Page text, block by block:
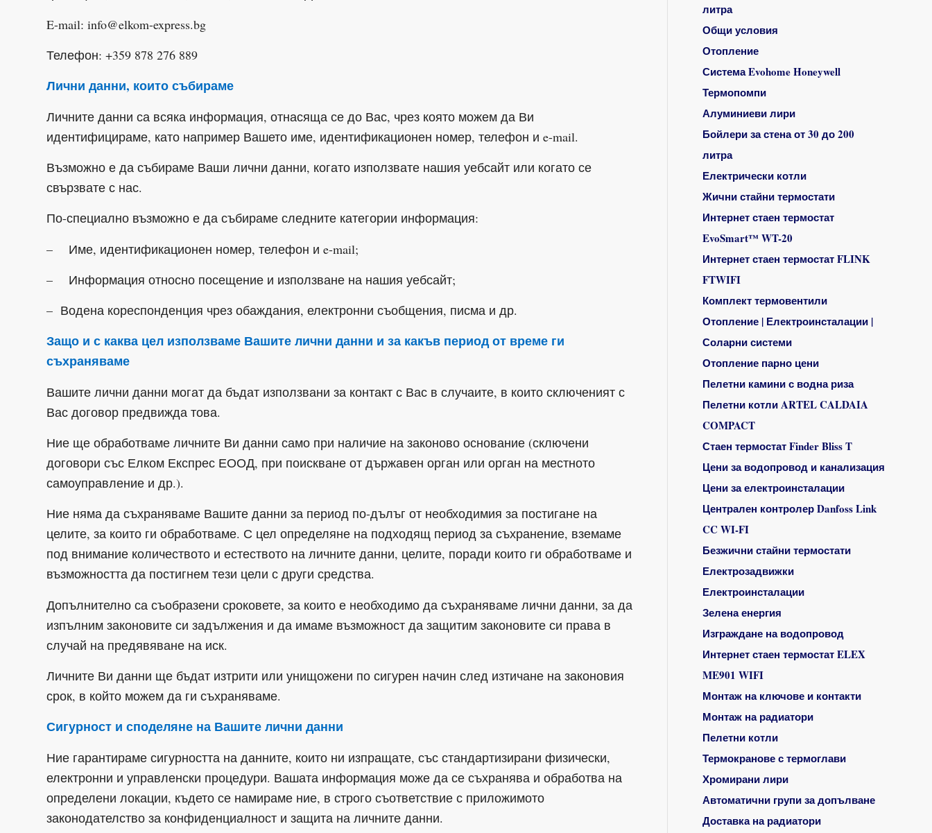
E-mail: info@elkom-express.bg
Телефон: +359 878 276 889
Лични данни, които събираме
Личните данни са всяка информация, отнасяща се до Вас, чрез която можем да Ви
идентифицираме, като например Вашето име, идентификационен номер, телефон и e-mail.
Възможно е да събираме Ваши лични данни, когато използвате нашия уебсайт или когато се
свързвате с нас.
По-специално възможно е да събираме следните категории информация:
– Име, идентификационен номер, телефон и e-mail;
– Информация относно посещение и използване на нашия уебсайт;
– Водена кореспонденция чрез обаждания, електронни съобщения, писма и др.
Защо и с каква цел използваме Вашите лични данни и за какъв период от време ги
съхраняваме
Вашите лични данни могат да бъдат използвани за контакт с Вас в случаите, в които сключеният с
Вас договор предвижда това.
Ние ще обработваме личните Ви данни само при наличие на законово основание (сключени
договори със Елком Експрес ЕООД, при поискване от държавен орган или орган на местното
самоуправление и др.).
Ние няма да съхраняваме Вашите данни за период по-дълъг от необходимия за постигане на
целите, за които ги обработваме. С цел определяне на подходящ период за съхранение, вземаме
под внимание количеството и естеството на личните данни, целите, поради които ги обработваме и
възможността да постигнем тези цели с други средства.
Допълнително са съобразени сроковете, за които е необходимо да съхраняваме лични данни, за да
изпълним законовите си задължения и да имаме възможност да защитим законовите си права в
случай на предявяване на иск.
Личните Ви данни ще бъдат изтрити или унищожени по сигурен начин след изтичане на законовия
срок, в който можем да ги съхраняваме.
Сигурност и споделяне на Вашите лични данни
Ние гарантираме сигурността на данните, които ни изпращате, със стандартизирани физически,
електронни и управленски процедури. Вашата информация може да се съхранява и обработва на
определени локации, където се намираме ние, в строго съответствие с приложимото
законодателство за конфиденциалност и защита на личните данни.
литра
Общи условия
Отопление
Система Evohome Honeywell
Термопомпи
Алуминиеви лири
Бойлери за стена от 30 до 200
литра
Електрически котли
Жични стайни термостати
Интернет стаен термостат
EvoSmart™ WT-20
Интернет стаен термостат FLINK
FTWIFI
Комплект термовентили
Отопление | Електроинсталации |
Соларни системи
Отопление парно цени
Пелетни камини с водна риза
Пелетни котли ARTEL CALDAIA
COMPACT
Стаен термостат Finder Bliss T
Цени за водопровод и канализация
Цени за електроинсталации
Централен контролер Danfoss Link
CC WI-FI
Безжични стайни термостати
Електрозадвижки
Електроинсталации
Зелена енергия
Изграждане на водопровод
Интернет стаен термостат ELEX
ME901 WIFI
Монтаж на ключове и контакти
Монтаж на радиатори
Пелетни котли
Термокранове с термоглави
Хромирани лири
Автоматични групи за допълване
Доставка на радиатори